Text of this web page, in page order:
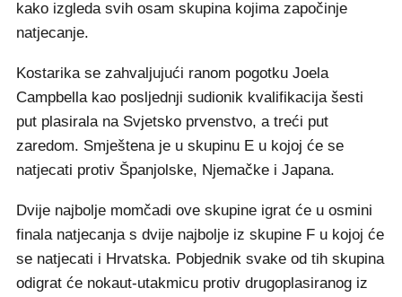
kako izgleda svih osam skupina kojima započinje
natjecanje.
Kostarika se zahvaljujući ranom pogotku Joela
Campbella kao posljednji sudionik kvalifikacija šesti
put plasirala na Svjetsko prvenstvo, a treći put
zaredom. Smještena je u skupinu E u kojoj će se
natjecati protiv Španjolske, Njemačke i Japana.
Dvije najbolje momčadi ove skupine igrat će u osmini
finala natjecanja s dvije najbolje iz skupine F u kojoj će
se natjecati i Hrvatska. Pobjednik svake od tih skupina
odigrat će nokaut-utakmicu protiv drugoplasiranog iz